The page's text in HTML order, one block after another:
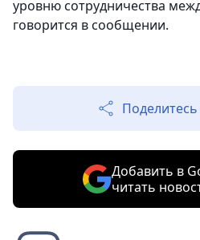
уровню сотрудничества
говорится в сообщении.
Добавить в
читать